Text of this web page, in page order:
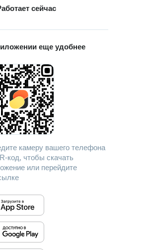
сейчас
еще удобнее
камеру вашего телефона
код, чтобы скачать
или перейдите